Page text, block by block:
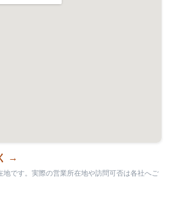
→
です。実際の営業所在地や訪問可否は各社へご